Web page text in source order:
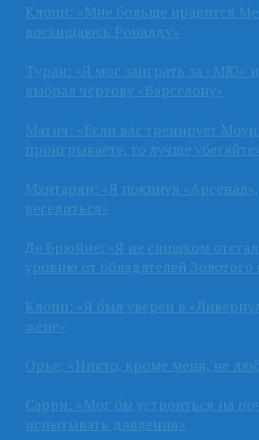
Клопп: «Мне больше нравится
восхищаюсь Роналду»
Туран: «Я мог заиграть за «МЮ»
выбрал чёртову «Барселону»
Матич: «Если вас тренирует
проигрываете, то лучше убегайте»
Мхитарян: «Я покинул
веселиться»
Де Брюйне: «Я не слишком
уровню от обладателей Золотого
Клопп: «Я был уверен в
жене»
Орье: «Никто, кроме меня, не
Сарри: «Мог бы устроиться на
испытывать давления»